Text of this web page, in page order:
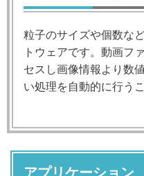
粒子のサイズや個数な
トウェアです。動画フ
セスし画像情報より数
い処理を自動的に行う
アプリケーション